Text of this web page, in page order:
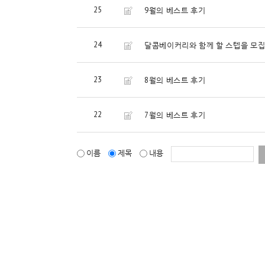
25 9월의 베스트 후기
24 달콤베이커리와 함께 할 스텝을 모
23 8월의 베스트 후기
22 7월의 베스트 후기
이름 제목 내용